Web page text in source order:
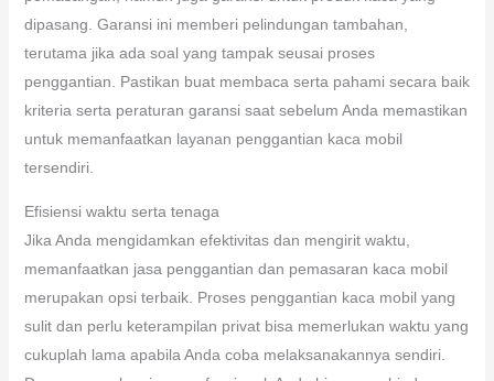
dipasang. Garansi ini memberi pelindungan tambahan,
terutama jika ada soal yang tampak seusai proses
penggantian. Pastikan buat membaca serta pahami secara baik
kriteria serta peraturan garansi saat sebelum Anda memastikan
untuk memanfaatkan layanan penggantian kaca mobil
tersendiri.
Efisiensi waktu serta tenaga
Jika Anda mengidamkan efektivitas dan mengirit waktu,
memanfaatkan jasa penggantian dan pemasaran kaca mobil
merupakan opsi terbaik. Proses penggantian kaca mobil yang
sulit dan perlu keterampilan privat bisa memerlukan waktu yang
cukuplah lama apabila Anda coba melaksanakannya sendiri.